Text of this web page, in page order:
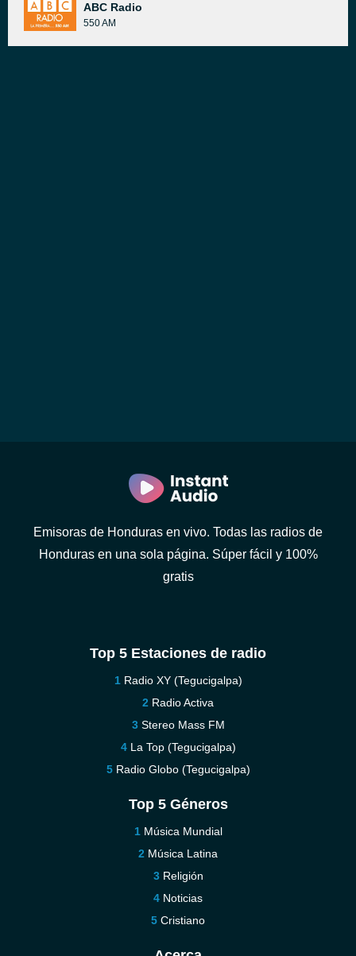
ABC Radio
550 AM
Emisoras de Honduras en vivo. Todas las radios de
Honduras en una sola página. Súper fácil y 100%
gratis
Top 5 Estaciones de radio
Radio XY (Tegucigalpa)
Radio Activa
Stereo Mass FM
La Top (Tegucigalpa)
Radio Globo (Tegucigalpa)
Top 5 Géneros
Música Mundial
Música Latina
Religión
Noticias
Cristiano